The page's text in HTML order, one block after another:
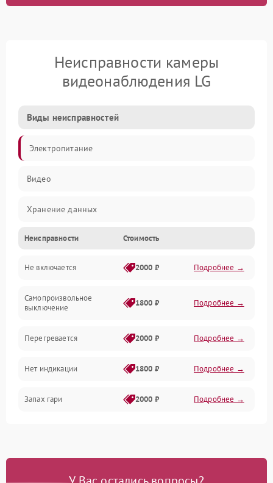
Неисправности камеры
видеонаблюдения LG
Виды неисправностей
Электропитание
Видео
Хранение данных
Неисправности Стоимость
Не включается 2000 ₽ Подробнее →
Самопроизвольное
выключение
1800 ₽ Подробнее →
Перегревается 2000 ₽ Подробнее →
Нет индикации 1800 ₽ Подробнее →
Запах гари 2000 ₽ Подробнее →